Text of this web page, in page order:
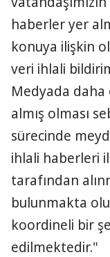
haberler yer
konuya ilişkin
veri ihlali
Medyada
almış olması
sürecinde
ihlali haberleri
tarafından
bulunmakta
koordineli bir
edilmektedir."